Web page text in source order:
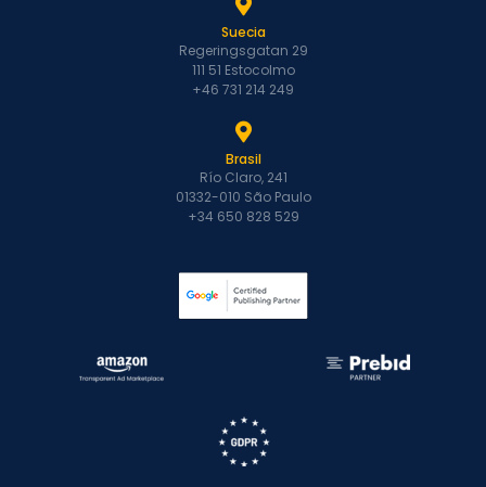
Suecia
Regeringsgatan 29
111 51 Estocolmo
+46 731 214 249
Brasil
Río Claro, 241
01332-010 São Paulo
+34 650 828 529